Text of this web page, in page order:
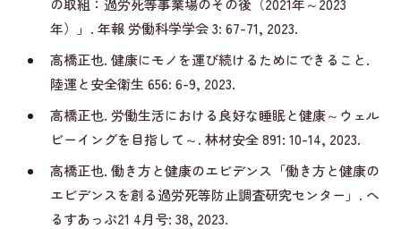
年）」. 年報 労働科学学会 3: 67-71, 2023.
高橋正也. 健康にモノを運び続けるためにできること.
陸運と安全衛生 656: 6-9, 2023.
高橋正也. 労働生活における良好な睡眠と健康～ウェル
ビーイングを目指して～. 林材安全 891: 10-14, 2023.
高橋正也. 働き方と健康のエビデンス「働き方と健康の
エビデンスを創る過労死等防止調査研究センター」. へ
るすあっぷ21 4月号: 38, 2023.